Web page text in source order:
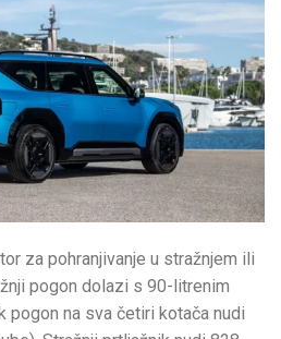
za pohranjivanje u stražnjem ili
pogon dolazi s 90-litrenim
pogon na sva četiri kotača nudi